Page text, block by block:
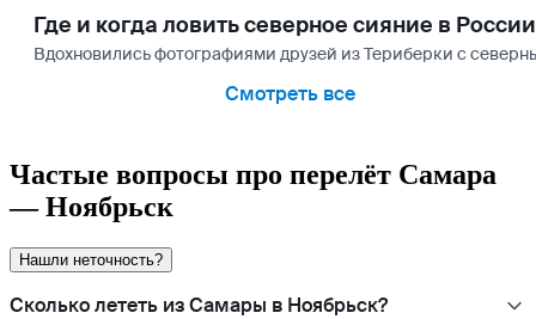
Где и когда ловить северное сияние в
Вдохновились фотографиями друзей из Териберки с
Смотреть все
Частые вопросы про перелёт Самара
— Ноябрьск
Нашли неточность?
Сколько лететь из Самары в Ноябрьск?